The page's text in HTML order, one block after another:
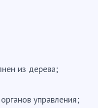
из дерева;
управления;